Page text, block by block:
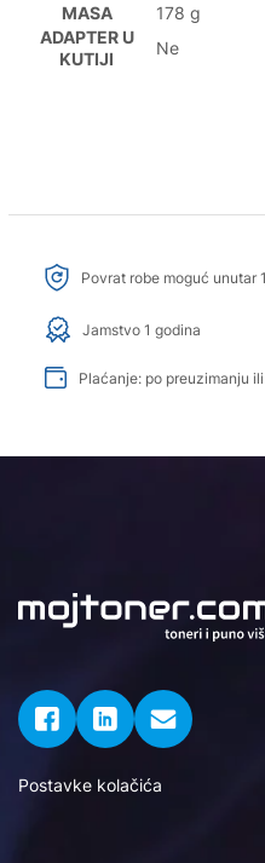
MASA
178 g
ADAPTER U
KUTIJI
Ne
Povrat robe moguć unutar
Jamstvo 1 godina
Plaćanje: po preuzimanju
Postavke kolačića